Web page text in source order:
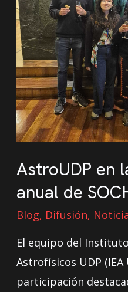
AstroUDP en
anual de
Blog, Difusión,
El equipo del
Astrofísicos UDP (IEA
participación